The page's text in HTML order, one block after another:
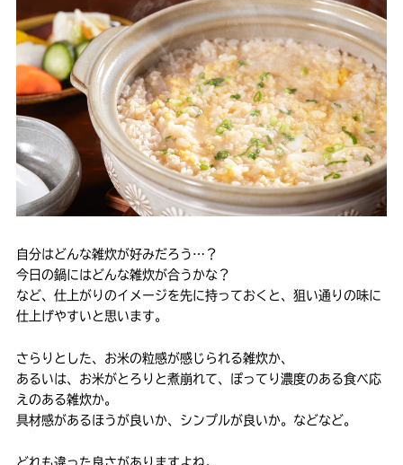
自分はどんな雑炊が好みだろう…？
今日の鍋にはどんな雑炊が合うかな？
など、仕上がりのイメージを先に持っておくと、狙い通りの味に
仕上げやすいと思います。
さらりとした、お米の粒感が感じられる雑炊か、
あるいは、お米がとろりと煮崩れて、ぽってり濃度のある食べ応
えのある雑炊か。
具材感があるほうが良いか、シンプルが良いか。などなど。
どれも違った良さがありますよね。